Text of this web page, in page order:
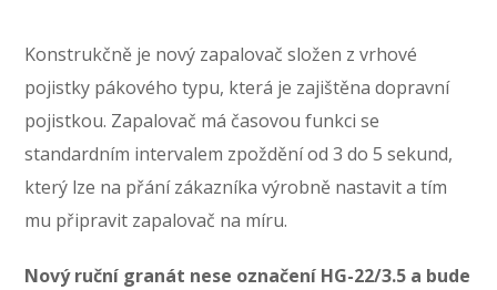
Konstrukčně je nový zapalovač složen z vrhové
pojistky pákového typu, která je zajištěna dopravní
pojistkou. Zapalovač má časovou funkci se
standardním intervalem zpoždění od 3 do 5 sekund,
který lze na přání zákazníka výrobně nastavit a tím
mu připravit zapalovač na míru.
Nový ruční granát nese označení HG-22/3.5 a bude